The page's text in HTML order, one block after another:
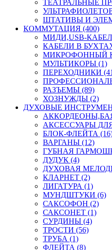
ТЕАТРАЛЬНЫЕ
ШТАТИВЫ И
КОММУТАЦИЯ (400)
МИДИ,USB-
КАБЕЛИ В БУХТАХ
МИКРОФОННЫЙ
МУЛЬТИКОРЫ (1)
ПЕРЕХОДНИКИ
РАЗЪЕМЫ (89)
ХОЗНУЖДЫ (2)
ДУХОВЫЕ
АКСЕССУАРЫ
БЛОК-ФЛЕЙТА
ВАРГАНЫ (12)
ГУБНАЯ
ДУДУК (4)
ДУХОВАЯ
КЛАРНЕТ (2)
ЛИГАТУРА (1)
МУНДШТУКИ (6)
САКСОФОН (2)
САКСОНЕТ (1)
СУРДИНЫ (4)
ТРОСТИ (56)
ТРУБА (1)
ФЛЕЙТА (8)